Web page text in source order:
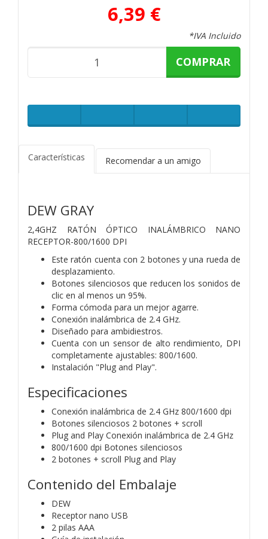
6,39 €
*IVA Incluido
COMPRAR
Características Recomendar a un amigo
DEW GRAY
2,4GHZ RATÓN ÓPTICO INALÁMBRICO NANO
RECEPTOR-800/1600 DPI
Este ratón cuenta con 2 botones y una rueda de
desplazamiento.
Botones silenciosos que reducen los sonidos de
clic en al menos un 95%.
Forma cómoda para un mejor agarre.
Conexión inalámbrica de 2.4 GHz.
Diseñado para ambidiestros.
Cuenta con un sensor de alto rendimiento, DPI
completamente ajustables: 800/1600.
Instalación "Plug and Play".
Especificaciones
Conexión inalámbrica de 2.4 GHz 800/1600 dpi
Botones silenciosos 2 botones + scroll
Plug and Play Conexión inalámbrica de 2.4 GHz
800/1600 dpi Botones silenciosos
2 botones + scroll Plug and Play
Contenido del Embalaje
DEW
Receptor nano USB
2 pilas AAA